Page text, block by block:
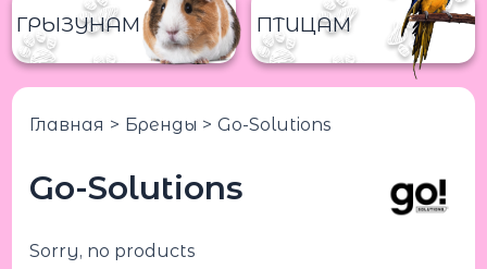
ГРЫЗУНАМ ПТИЦАМ
Главная Бренды Go-Solutions
Go-Solutions
Sorry, no products